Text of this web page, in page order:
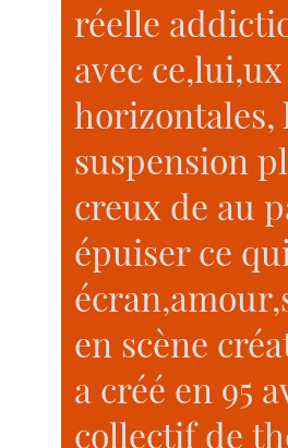
réelle
avec
horizontales,
suspension
creux de au
épuiser ce
en scène
a créé en 95
collectif de